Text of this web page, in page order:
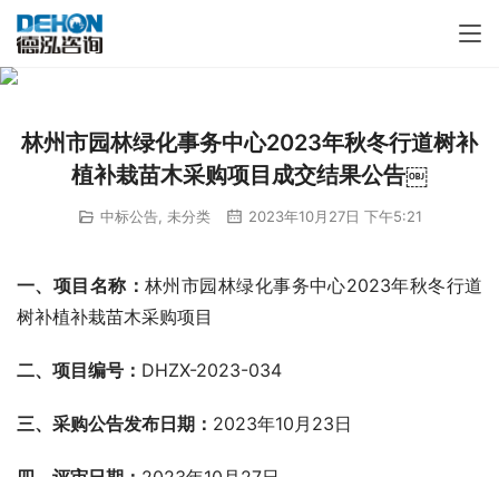
林州市园林绿化事务中心2023年秋冬行道树补
植补栽苗木采购项目成交结果公告￼
中标公告, 未分类 2023年10月27日 下午5:21
一、 项目名称：林州市园林绿化事务中心2023年秋冬行道
树补植补栽苗木采购项目
二、项目编号： DHZX-2023-034
三、采购公告发布日期： 2023年10月23日